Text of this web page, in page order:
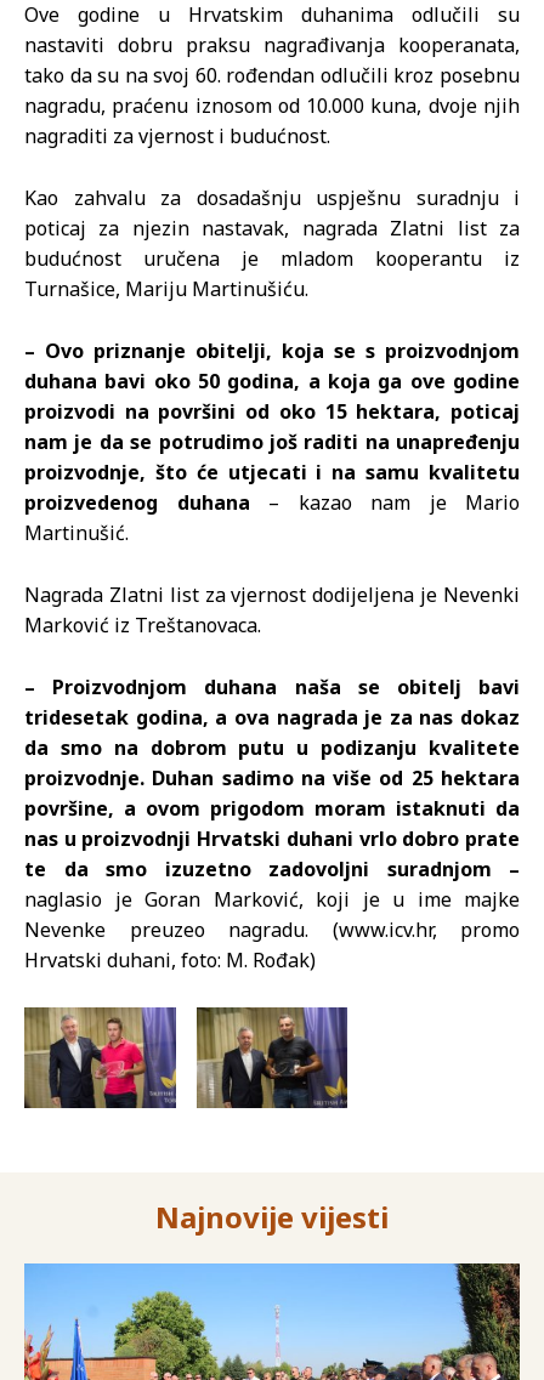
Ove godine u Hrvatskim duhanima odlučili su
nastaviti dobru praksu nagrađivanja kooperanata,
tako da su na svoj 60. rođendan odlučili kroz posebnu
nagradu, praćenu iznosom od 10.000 kuna, dvoje njih
nagraditi za vjernost i budućnost.
Kao zahvalu za dosadašnju uspješnu suradnju i
poticaj za njezin nastavak, nagrada Zlatni list za
budućnost uručena je mladom kooperantu iz
Turnašice, Mariju Martinušiću.
– Ovo priznanje obitelji, koja se s proizvodnjom
duhana bavi oko 50 godina, a koja ga ove godine
proizvodi na površini od oko 15 hektara, poticaj
nam je da se potrudimo još raditi na unapređenju
proizvodnje, što će utjecati i na samu kvalitetu
proizvedenog duhana – kazao nam je Mario
Martinušić.
Nagrada Zlatni list za vjernost dodijeljena je Nevenki
Marković iz Treštanovaca.
– Proizvodnjom duhana naša se obitelj bavi
tridesetak godina, a ova nagrada je za nas dokaz
da smo na dobrom putu u podizanju kvalitete
proizvodnje. Duhan sadimo na više od 25 hektara
površine, a ovom prigodom moram istaknuti da
nas u proizvodnji Hrvatski duhani vrlo dobro prate
te da smo izuzetno zadovoljni suradnjom –
naglasio je Goran Marković, koji je u ime majke
Nevenke preuzeo nagradu. (www.icv.hr, promo
Hrvatski duhani, foto: M. Rođak)
Najnovije vijesti